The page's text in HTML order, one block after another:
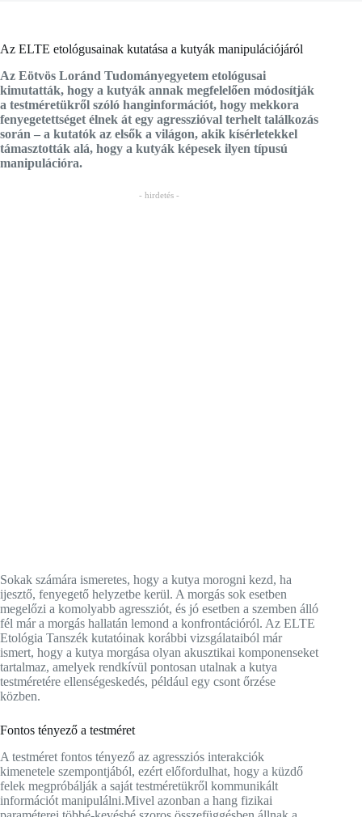
Az ELTE etológusainak kutatása a kutyák manipulációjáról
Az Eötvös Loránd Tudományegyetem etológusai
kimutatták, hogy a kutyák annak megfelelően módosítják
a testméretükről szóló hanginformációt, hogy mekkora
fenyegetettséget élnek át egy agresszióval terhelt találkozás
során – a kutatók az elsők a világon, akik kísérletekkel
támasztották alá, hogy a kutyák képesek ilyen típusú
manipulációra.
- hirdetés -
Sokak számára ismeretes, hogy a kutya morogni kezd, ha
ijesztő, fenyegető helyzetbe kerül. A morgás sok esetben
megelőzi a komolyabb agressziót, és jó esetben a szemben álló
fél már a morgás hallatán lemond a konfrontációról. Az ELTE
Etológia Tanszék kutatóinak korábbi vizsgálataiból már
ismert, hogy a kutya morgása olyan akusztikai komponenseket
tartalmaz, amelyek rendkívül pontosan utalnak a kutya
testméretére ellenségeskedés, például egy csont őrzése
közben.
Fontos tényező a testméret
A testméret fontos tényező az agressziós interakciók
kimenetele szempontjából, ezért előfordulhat, hogy a küzdő
felek megpróbálják a saját testméretükről kommunikált
információt manipulálni.Mivel azonban a hang fizikai